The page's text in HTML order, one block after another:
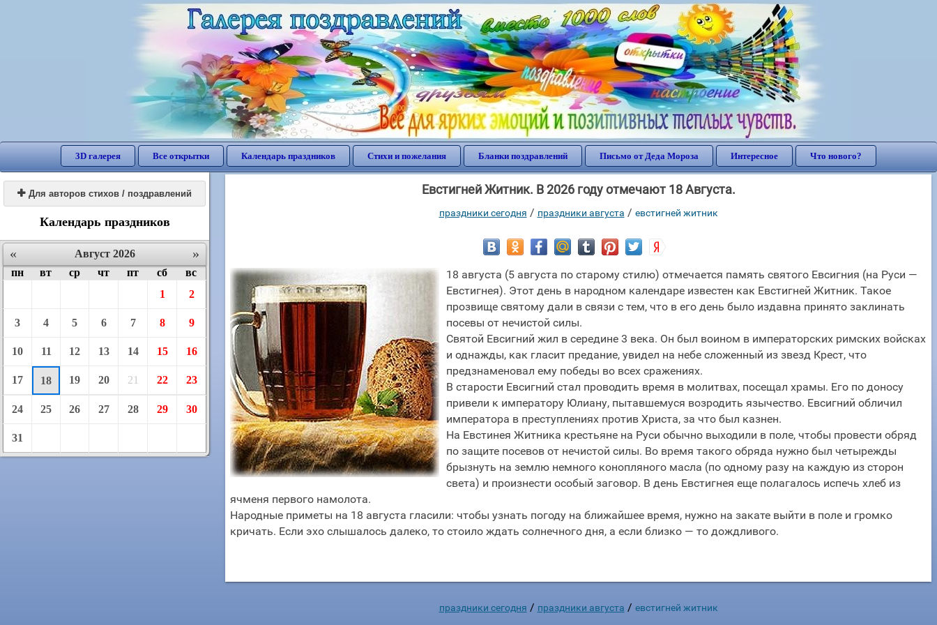
3D галерея Все открытки Календарь праздников Стихи и пожелания Бланки поздравлений Письмо от Деда Мороза Интересное Что нового?
 Для авторов стихов / поздравлений
Календарь праздников
« »
Август 2026
пн
вт ср чт пт сб
вс
1
2
3 4 5 6 7 8 9
10 11 12 13 14 15 16
17 18 19 20 21 22 23
24 25 26 27 28 29 30
31
Евстигней Житник. В 2026 году отмечают 18 Августа.
праздники сегодня / праздники августа / евстигней житник
18 августа (5 августа по старому стилю) отмечается память святого Евсигния (на Руси —
Евстигнея). Этот день в народном календаре известен как Евстигней Житник. Такое
прозвище святому дали в связи с тем, что в его день было издавна принято заклинать
посевы от нечистой силы.
Святой Евсигний жил в середине 3 века. Он был воином в императорских римских войсках
и однажды, как гласит предание, увидел на небе сложенный из звезд Крест, что
предзнаменовал ему победы во всех сражениях.
В старости Евсигний стал проводить время в молитвах, посещал храмы. Его по доносу
привели к императору Юлиану, пытавшемуся возродить язычество. Евсигний обличил
императора в преступлениях против Христа, за что был казнен.
На Евстинея Житника крестьяне на Руси обычно выходили в поле, чтобы провести обряд
по защите посевов от нечистой силы. Во время такого обряда нужно был четырежды
брызнуть на землю немного конопляного масла (по одному разу на каждую из сторон
света) и произнести особый заговор. В день Евстигнея еще полагалось испечь хлеб из
ячменя первого намолота.
Народные приметы на 18 августа гласили: чтобы узнать погоду на ближайшее время, нужно на закате выйти в поле и громко
кричать. Если эхо слышалось далеко, то стоило ждать солнечного дня, а если близко — то дождливого.
праздники сегодня / праздники августа / евстигней житник